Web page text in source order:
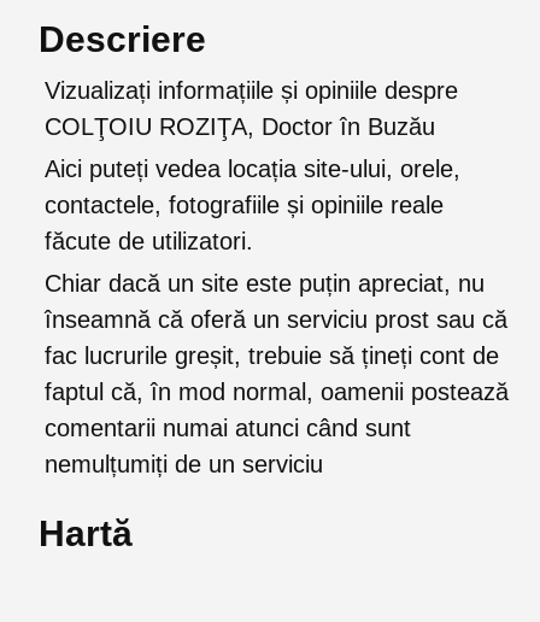
Descriere
Vizualizați informațiile și opiniile despre
COLŢOIU ROZIŢA, Doctor în Buzău
Aici puteți vedea locația site-ului, orele,
contactele, fotografiile și opiniile reale
făcute de utilizatori.
Chiar dacă un site este puțin apreciat, nu
înseamnă că oferă un serviciu prost sau că
fac lucrurile greșit, trebuie să țineți cont de
faptul că, în mod normal, oamenii postează
comentarii numai atunci când sunt
nemulțumiți de un serviciu
Hartă